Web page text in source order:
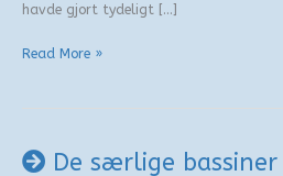
havde gjort tydeligt […]
Assens
Read More »
De særlige bassiner